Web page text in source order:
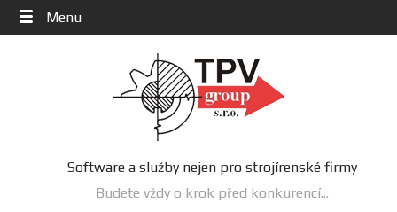
Menu
Software a služby nejen pro strojírenské firmy
Budete vždy o krok před konkurencí...